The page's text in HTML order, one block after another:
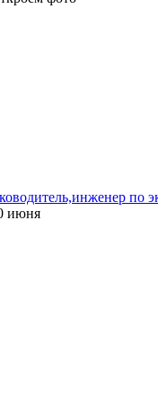
по
июня